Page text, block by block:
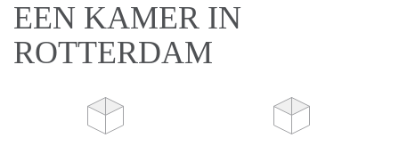
EEN KAMER IN
ROTTERDAM